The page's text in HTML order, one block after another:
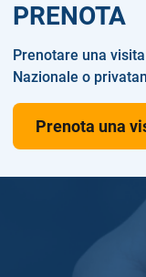
PRENOTA
Prenotare una
Nazionale o
Prenota una